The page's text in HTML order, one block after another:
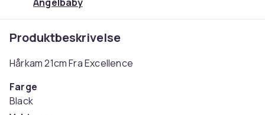
Produktbeskrivelse
Hårkam 21cm FraExcellence
Farge
Black